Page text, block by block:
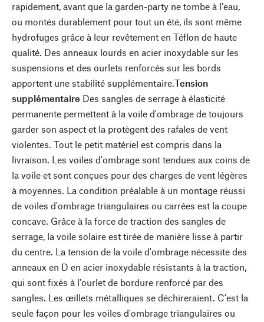
rapidement, avant que la garden-party ne tombe à l'eau,
ou montés durablement pour tout un été, ils sont même
hydrofuges grâce à leur revêtement en Téflon de haute
qualité. Des anneaux lourds en acier inoxydable sur les
suspensions et des ourlets renforcés sur les bords
apportent une stabilité supplémentaire.Tension
supplémentaire Des sangles de serrage à élasticité
permanente permettent à la voile d'ombrage de toujours
garder son aspect et la protègent des rafales de vent
violentes. Tout le petit matériel est compris dans la
livraison. Les voiles d'ombrage sont tendues aux coins de
la voile et sont conçues pour des charges de vent légères
à moyennes. La condition préalable à un montage réussi
de voiles d'ombrage triangulaires ou carrées est la coupe
concave. Grâce à la force de traction des sangles de
serrage, la voile solaire est tirée de manière lisse à partir
du centre. La tension de la voile d'ombrage nécessite des
anneaux en D en acier inoxydable résistants à la traction,
qui sont fixés à l'ourlet de bordure renforcé par des
sangles. Les œillets métalliques se déchireraient. C'est la
seule façon pour les voiles d'ombrage triangulaires ou